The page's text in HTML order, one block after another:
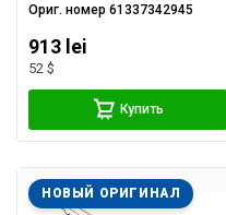
Ориг. номер61337342945
913 lei
52 $
Купить
НОВЫЙ ОРИГИНАЛ